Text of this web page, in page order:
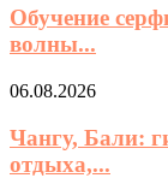
Обучение
волны...
06.08.2026
Чангу, Бали:
отдыха,...